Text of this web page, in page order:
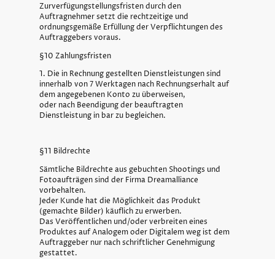
Zurverfügungstellungsfristen durch den
Auftragnehmer setzt die rechtzeitige und
ordnungsgemäße Erfüllung der Verpflichtungen des
Auftraggebers voraus.
§10 Zahlungsfristen
1. Die in Rechnung gestellten Dienstleistungen sind
innerhalb von 7 Werktagen nach Rechnungserhalt auf
dem angegebenen Konto zu überweisen,
oder nach Beendigung der beauftragten
Dienstleistung in bar zu begleichen.
§11 Bildrechte
Sämtliche Bildrechte aus gebuchten Shootings und
Fotoaufträgen sind der Firma Dreamalliance
vorbehalten.
Jeder Kunde hat die Möglichkeit das Produkt
(gemachte Bilder) käuflich zu erwerben.
Das Veröffentlichen und/oder verbreiten eines
Produktes auf Analogem oder Digitalem weg ist dem
Auftraggeber nur nach schriftlicher Genehmigung
gestattet.